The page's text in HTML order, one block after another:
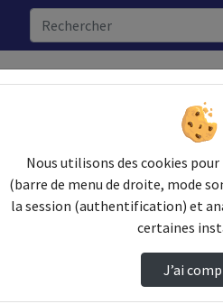
00:15:30
Nous utilisons des cookies
(barre de menu de droite, mode
la session (authentification) et
certaines
J’ai